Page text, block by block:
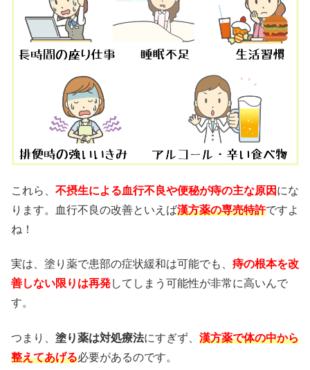
これら、 不摂生による血行不良や便秘が痔の主な原因 にな
ります。血行不良の改善といえば漢方薬の専売特許ですよ
ね！
実は、塗り薬で患部の症状緩和は可能でも、 痔の根本を改
善しない限りは再発してしまう可能性が非常に高いんで
す。
つまり、 塗り薬は対処療法にすぎず、 漢方薬で体の中から
整えてあげる必要があるのです。